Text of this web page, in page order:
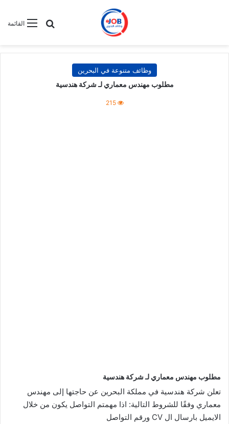
القائمةبحث عن
وظائف متنوعة في البحرين
مطلوب مهندس معماري لـ شركة هندسية
215
مطلوب مهندس معماري لـ شركة هندسية
تعلن شركة هندسية في مملكة البحرين عن حاجتها إلى مهندس
معماري وفقًا للشروط التالية: اذا مهمتم التواصل يكون من خلال
الايميل بارسال ال CV ورقم التواصل